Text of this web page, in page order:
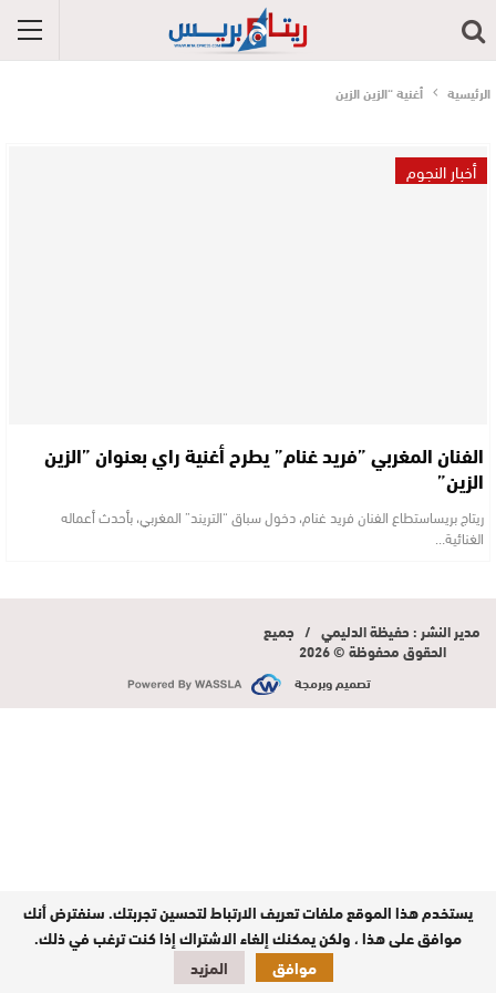
الرئيسية أغنية “الزين الزين
أخبار النجوم
الفنان المغربي ”فريد غنام” يطرح أغنية راي بعنوان ”الزين
الزين”
ريتاج بريساستطاع الفنان فريد غنام، دخول سباق “التريند” المغربي، بأحدث أعماله
الغنائية…
مدير النشر : حفيظة الدليمي / جميع
الحقوق محفوظة © 2026
تصميم وبرمجة
يستخدم هذا الموقع ملفات تعريف الارتباط لتحسين تجربتك. سنفترض أنك
موافق على هذا ، ولكن يمكنك إلغاء الاشتراك إذا كنت ترغب في ذلك.
موافق
المزيد